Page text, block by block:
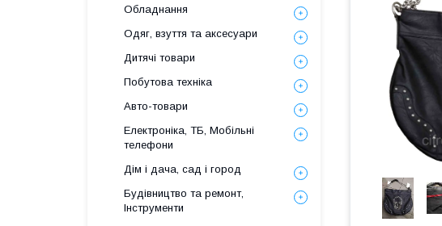
Обладнання
Одяг, взуття та аксесуари
Дитячі товари
Побутова техніка
Авто-товари
Електроніка, ТБ, Мобільні
телефони
Дім і дача, сад і город
Будівництво та ремонт,
Інструменти